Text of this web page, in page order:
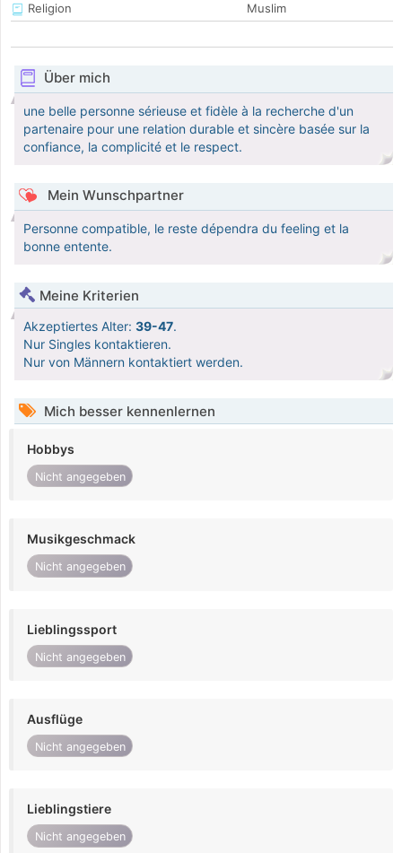
Religion
Muslim
Über mich
une belle personne sérieuse et fidèle à la recherche d'un
partenaire pour une relation durable et sincère basée sur la
confiance, la complicité et le respect.
Mein Wunschpartner
Personne compatible, le reste dépendra du feeling et la
bonne entente.
Meine Kriterien
Akzeptiertes Alter: 39-47.
Nur Singles kontaktieren.
Nur von Männern kontaktiert werden.
Mich besser kennenlernen
Hobbys
Nicht angegeben
Musikgeschmack
Nicht angegeben
Lieblingssport
Nicht angegeben
Ausflüge
Nicht angegeben
Lieblingstiere
Nicht angegeben